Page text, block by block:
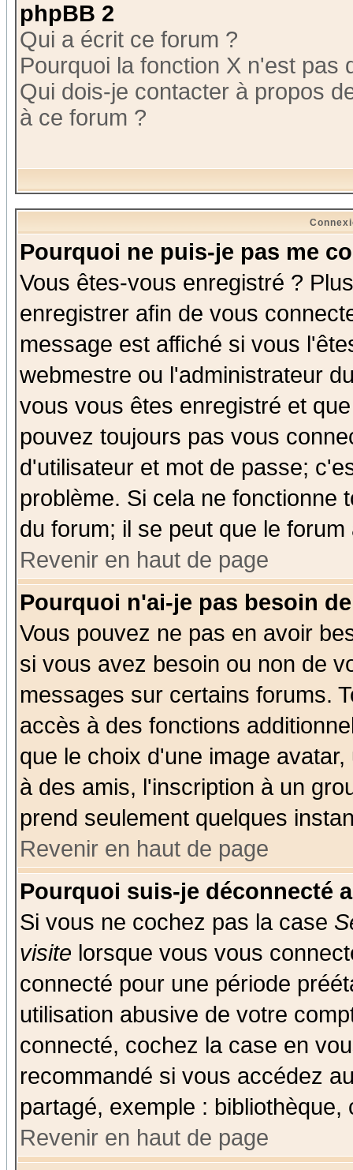
phpBB 2
Qui a écrit ce forum ?
Pourquoi la fonction X n'est pas
Qui dois-je contacter à propos
à ce forum ?
Pourquoi ne puis-je pas me
Vous êtes-vous enregistré ?
enregistrer afin de vous
message est affiché si vous
webmestre ou l'administrateur
vous vous êtes enregistré et
pouvez toujours pas vous
d'utilisateur et mot de passe;
problème. Si cela ne fonctionne
du forum; il se peut que le
Revenir en haut de page
Pourquoi n'ai-je pas besoin
Vous pouvez ne pas en avoir
si vous avez besoin ou non de
messages sur certains forums.
accès à des fonctions
que le choix d'une image
à des amis, l'inscription à un
prend seulement quelques
Revenir en haut de page
Pourquoi suis-je déconnecté
Si vous ne cochez pas la case
visite lorsque vous vous
connecté pour une période
utilisation abusive de votre
connecté, cochez la case en
recommandé si vous accédez
partagé, exemple :
Revenir en haut de page